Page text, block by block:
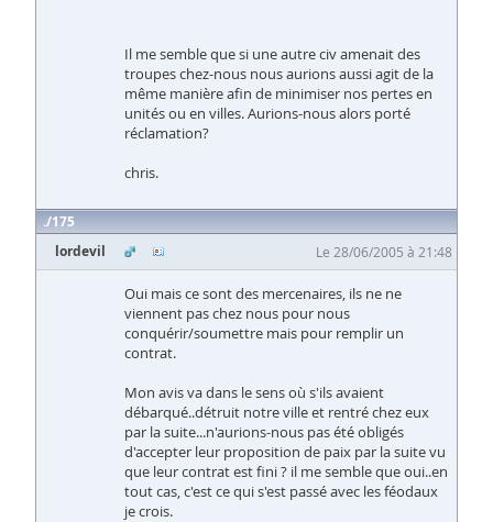
Il me semble que si une autre civ amenait des
troupes chez-nous nous aurions aussi agit de la
même manière afin de minimiser nos pertes en
unités ou en villes. Aurions-nous alors porté
réclamation?
chris.
175
lordevil
Le 28/06/2005 à 21:48
Oui mais ce sont des mercenaires, ils ne ne
viennent pas chez nous pour nous
conquérir/soumettre mais pour remplir un
contrat.
Mon avis va dans le sens où s'ils avaient
débarqué..détruit notre ville et rentré chez eux
par la suite...n'aurions-nous pas été obligés
d'accepter leur proposition de paix par la suite vu
que leur contrat est fini ? il me semble que oui..en
tout cas, c'est ce qui s'est passé avec les féodaux
je crois.